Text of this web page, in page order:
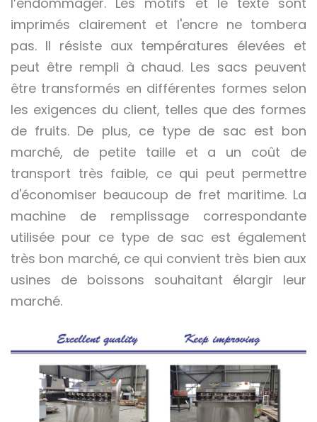
imprimés clairement et l'encre ne tombera
pas. Il résiste aux températures élevées et
peut être rempli à chaud. Les sacs peuvent
être transformés en différentes formes selon
les exigences du client, telles que des formes
de fruits. De plus, ce type de sac est bon
marché, de petite taille et a un coût de
transport très faible, ce qui peut permettre
d'économiser beaucoup de fret maritime. La
machine de remplissage correspondante
utilisée pour ce type de sac est également
très bon marché, ce qui convient très bien aux
usines de boissons souhaitant élargir leur
marché.